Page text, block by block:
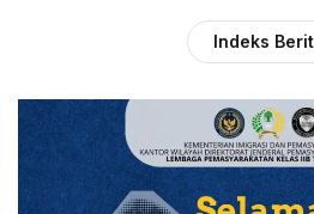
Indeks